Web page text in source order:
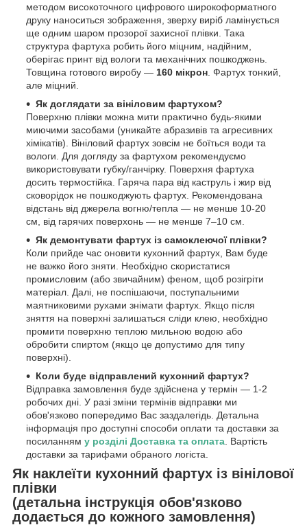
методом високоточного цифрового широкоформатного
друку наноситься зображення, зверху виріб ламінується
ще одним шаром прозорої захисної плівки. Така
структура фартуха робить його міцним, надійним,
оберігає принт від вологи та механічних пошкоджень.
Товщина готового виробу — 160 мікрон . Фартух тонкий,
але міцний.
Як доглядати за вініловим фартухом?
Поверхню плівки можна мити практично будь-якими
миючими засобами (уникайте абразивів та агресивних
хімікатів). Вініловий фартух зовсім не боїться води та
вологи. Для догляду за фартухом рекомендуємо
використовувати губку/ганчірку. Поверхня фартуха
досить термостійка. Гаряча пара від каструль і жир від
сковорідок не пошкоджують фартух. Рекомендована
відстань від джерела вогню/тепла — не менше 10-20
см, від гарячих поверхонь — не менше 7–10 см.
Як демонтувати фартух із самоклеючої плівки?
Коли прийде час оновити кухонний фартух, Вам буде
не важко його зняти. Необхідно скористатися
промисловим (або звичайним) феном, щоб розігріти
матеріал. Далі, не поспішаючи, поступальними
маятниковими рухами знімати фартух. Якщо після
зняття на поверхні залишаться сліди клею, необхідно
промити поверхню теплою мильною водою або
обробити спиртом (якщо це допустимо для типу
поверхні).
Коли буде відправлений кухонний фартух?
Відправка замовлення буде здійснена у термін — 1-2
робочих дні. У разі зміни термінів відправки ми
обов'язково попередимо Вас заздалегідь. Детальна
інформація про доступні способи оплати та доставки за
посиланням у розділі Доставка та оплата . Вартість
доставки за тарифами обраного логіста.
Як наклеїти кухонний фартух із вінілової
плівки
(детальна інструкція обов'язково
додається до кожного замовлення)